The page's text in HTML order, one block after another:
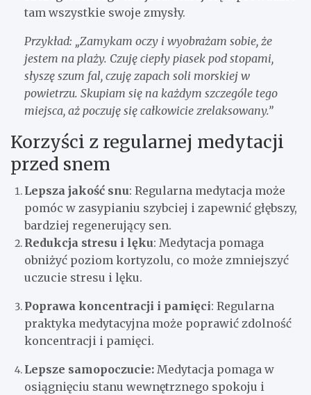
tam wszystkie swoje zmysły.
Przykład: „Zamykam oczy i wyobrażam sobie, że
jestem na plaży. Czuję ciepły piasek pod stopami,
słyszę szum fal, czuję zapach soli morskiej w
powietrzu. Skupiam się na każdym szczególe tego
miejsca, aż poczuję się całkowicie zrelaksowany.”
Korzyści z regularnej medytacji
przed snem
Lepsza jakość snu: Regularna medytacja może
pomóc w zasypianiu szybciej i zapewnić głębszy,
bardziej regenerujący sen.
Redukcja stresu i lęku: Medytacja pomaga
obniżyć poziom kortyzolu, co może zmniejszyć
uczucie stresu i lęku.
Poprawa koncentracji i pamięci: Regularna
praktyka medytacyjna może poprawić zdolność
koncentracji i pamięci.
Lepsze samopoczucie: Medytacja pomaga w
osiągnięciu stanu wewnętrznego spokoju i